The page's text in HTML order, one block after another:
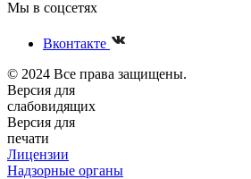
Мы в соцсетях
Вконтакте
© 2024 Все права защищены.
Версия для
слабовидящих
Версия для
печати
Лицензии
Надзорные органы